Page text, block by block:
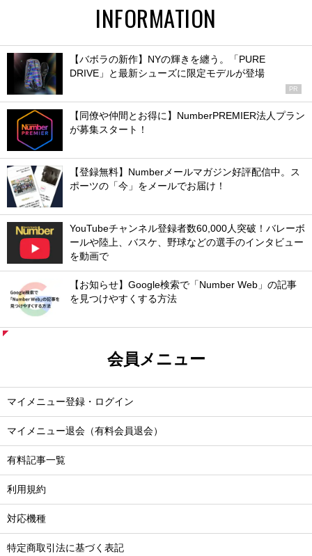
INFORMATION
【バボラの新作】NYの輝きを纏う。「PURE
DRIVE」と最新シューズに限定モデルが登場
PR
【同僚や仲間とお得に】NumberPREMIER法人プラン
が募集スタート！
【登録無料】Numberメールマガジン好評配信中。ス
ポーツの「今」をメールでお届け！
YouTubeチャンネル登録者数60,000人突破！バレーボ
ールや陸上、バスケ、野球などの選手のインタビュー
を動画で
【お知らせ】Google検索で「Number Web」の記事
を見つけやすくする方法
会員メニュー
マイメニュー登録・ログイン
マイメニュー退会（有料会員退会）
有料記事一覧
利用規約
対応機種
特定商取引法に基づく表記